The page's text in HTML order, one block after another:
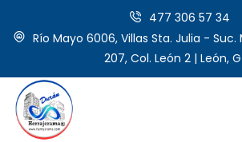
477 306 57 34
Río Mayo 6006, Villas Sta. Julia - Suc.
207, Col. León 2 | León,